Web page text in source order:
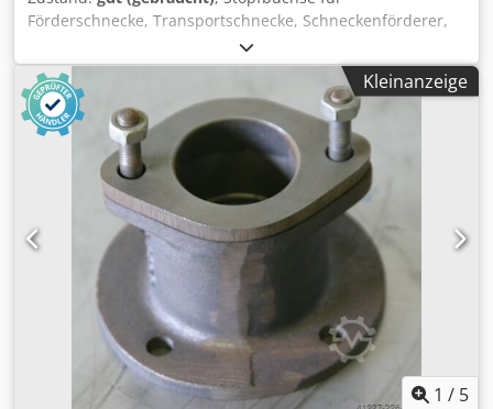
Förderschnecke, Transportschnecke, Schneckenförderer,
Fördertechnik, Rohrförderschnecke, Trocknungsschnecke,
Kühlschnecke, Külrohrschnecke, Heizschnecke,
Heizrohrschnecke, Schneckenwämetauscher -Stopfbuchse:
aus Edelstahl -Stopfbuchse: für Ø 50-52 mm Welle
Dodpfxedfglke Af Djck -für Stopfbuchsenband -Anzahl: 8x
Stopfbuchsen vorhanden -Preis: pro Stück -Abmessungen:
144/144/H68 mm -Gewicht: 2,9 kg
Kleinanzeige
1 / 5